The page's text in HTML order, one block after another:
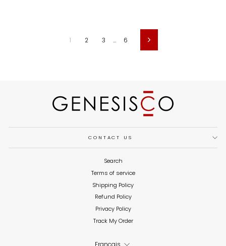
1 2 3 … 6 Suivant
CONTACT US
Search
Terms of service
Shipping Policy
Refund Policy
Privacy Policy
Track My Order